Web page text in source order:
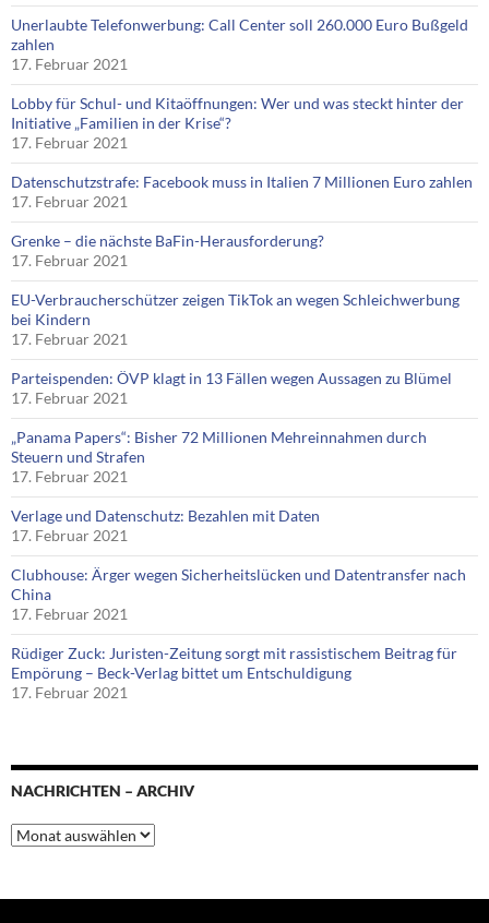
Unerlaubte Telefonwerbung: Call Center soll 260.000 Euro Bußgeld
zahlen
17. Februar 2021
Lobby für Schul- und Kitaöffnungen: Wer und was steckt hinter der
Initiative „Familien in der Krise“?
17. Februar 2021
Datenschutzstrafe: Facebook muss in Italien 7 Millionen Euro zahlen
17. Februar 2021
Grenke – die nächste BaFin-Herausforderung?
17. Februar 2021
EU-Verbraucherschützer zeigen TikTok an wegen Schleichwerbung
bei Kindern
17. Februar 2021
Parteispenden: ÖVP klagt in 13 Fällen wegen Aussagen zu Blümel
17. Februar 2021
„Panama Papers“: Bisher 72 Millionen Mehreinnahmen durch
Steuern und Strafen
17. Februar 2021
Verlage und Datenschutz: Bezahlen mit Daten
17. Februar 2021
Clubhouse: Ärger wegen Sicherheitslücken und Datentransfer nach
China
17. Februar 2021
Rüdiger Zuck: Juristen-Zeitung sorgt mit rassistischem Beitrag für
Empörung – Beck-Verlag bittet um Entschuldigung
17. Februar 2021
NACHRICHTEN – ARCHIV
Nachrichten
–